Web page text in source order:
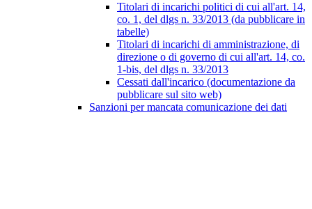
Titolari di incarichi politici di cui all'art. 14,
co. 1, del dlgs n. 33/2013 (da pubblicare in
tabelle)
Titolari di incarichi di amministrazione, di
direzione o di governo di cui all'art. 14, co.
1-bis, del dlgs n. 33/2013
Cessati dall'incarico (documentazione da
pubblicare sul sito web)
Sanzioni per mancata comunicazione dei dati